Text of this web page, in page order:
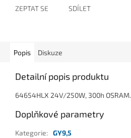
ZEPTAT SE SDÍLET
Popis Diskuze
Detailní popis produktu
64654HLX 24V/250W, 300h OSRAM.
Doplňkové parametry
Kategorie: GY9,5